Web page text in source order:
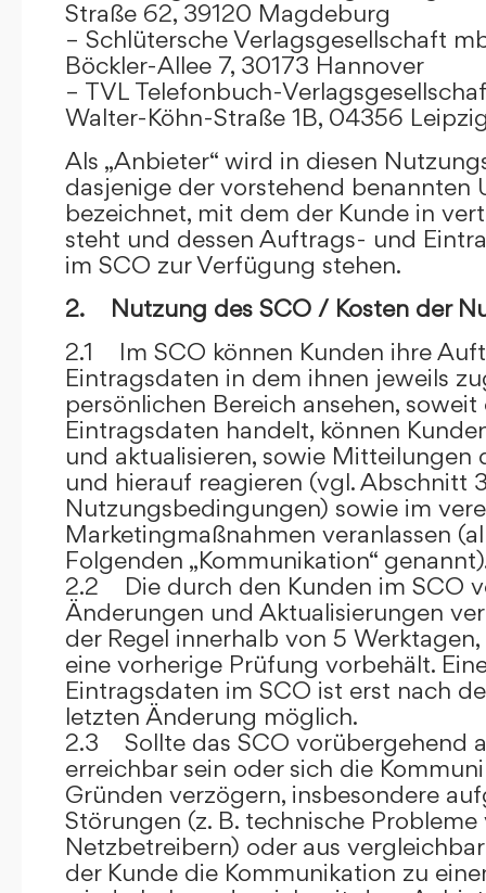
Straße 62, 39120 Magdeburg
– Schlütersche Verlagsgesellschaft
Böckler-Allee 7, 30173 Hannover
– TVL Telefonbuch-
Walter-Köhn-Straße 1B, 04356
Als „Anbieter“ wird in diesen
dasjenige der vorstehend benannten
bezeichnet, mit dem der Kunde in
steht und dessen Auftrags- und
im SCO zur Verfügung stehen.
2. Nutzung des SCO / Kosten der
2.1 Im SCO können Kunden ihre
Eintragsdaten in dem ihnen jeweils
persönlichen Bereich ansehen,
Eintragsdaten handelt, können
und aktualisieren, sowie Mitteilungen
und hierauf reagieren (vgl. Abschnitt
Nutzungsbedingungen) sowie im
Marketingmaßnahmen veranlassen
Folgenden „Kommunikation“
2.2 Die durch den Kunden im SCO
Änderungen und Aktualisierungen
der Regel innerhalb von 5
eine vorherige Prüfung vorbehält.
Eintragsdaten im SCO ist erst nach
letzten Änderung möglich.
2.3 Sollte das SCO vorübergehend
erreichbar sein oder sich die
Gründen verzögern, insbesondere
Störungen (z. B. technische
Netzbetreibern) oder aus
der Kunde die Kommunikation zu